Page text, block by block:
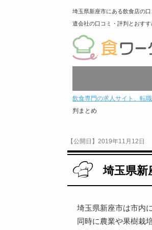
埼玉県新座市にある飲食店の
遣会社の口コミ・評判とおす
飲食専門の求人サイト、転
判まとめ
【公開日】2019年11月12日
埼玉県新
埼玉県新座市は市内
同時に農業や果樹栽